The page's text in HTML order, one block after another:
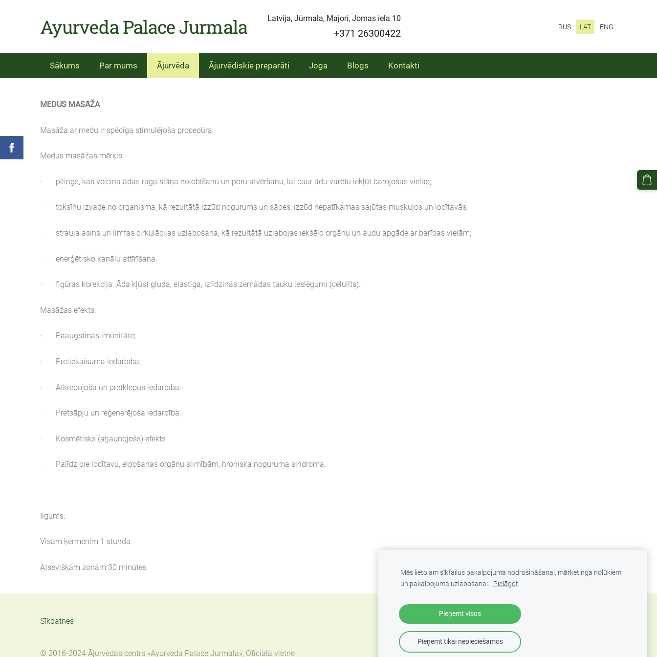
Ayurveda Palace Jurmala Latvija, Jūrmala, Majori, Jomas iela 10
+371 26300422
RUS LAT ENG
Sākums Par mums Ājurvēda Ājurvēdiskie preparāti Joga Blogs Kontakti
MEDUS MASĀŽA
Masāža ar medu ir spēcīga stimulējoša procedūra.
Medus masāžas mērķis:
· pīlings, kas veicina ādas raga slāņa nolobīšanu un poru atvēršanu, lai caur ādu varētu iekļūt barojošas vielas;
· toksīnu izvade no organisma, kā rezultātā izzūd nogurums un sāpes, izzūd nepatīkamas sajūtas muskuļos un locītavās;
· strauja asins un limfas cirkulācijas uzlabošana, kā rezultātā uzlabojas iekšējo orgānu un audu apgāde ar barības vielām;
· enerģētisko kanālu attīrīšana;
· figūras korekcija. Āda kļūst gluda, elastīga, izlīdzinās zemādas tauku ieslēgumi (celulīts).
Masāžas efekts:
· Paaugstinās imunitāte;
· Pretiekaisuma iedarbība;
· Atkrēpojoša un pretklepus iedarbība;
· Pretsāpju un reģenerējoša iedarbība;
· Kosmētisks (atjaunojošs) efekts
· Palīdz pie locītavu, elpošanas orgānu slimībām, hroniska noguruma sindroma.
Ilgums:
Visam ķermenim 1 stunda
Atsevišķām zonām 30 minūtes
Sīkdatnes
© 2016-2024 Ājurvēdas centrs «Ayurveda Palace Jurmala», Oficiālā vietne
Mēs lietojam sīkfailus pakalpojuma nodrošināšanai, mārketinga nolūkiem
un pakalpojuma uzlabošanai. Pielāgot
Pieņemt visus
Pieņemt tikai nepieciešamos